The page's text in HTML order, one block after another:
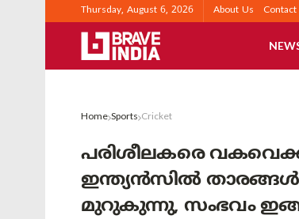
Thursday, August 6, 2026 About Us Contact
Home Sports Cricket
പരിശീലകരെ
ഇന്ത്യൻസിൽ
മുറുകുന്നു, സംഭവം